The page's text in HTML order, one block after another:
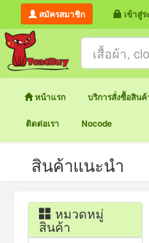
สมัครสมาชิก เข้าสู่
หน้าแรก บริการสั่งซื้อสินค้
ติดต่อเรา Nocode
สินค้าแนะนำ
หมวดหมู่
สินค้า